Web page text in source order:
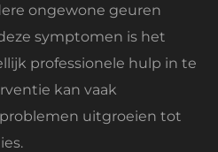
ongewone geuren
symptomen is het
professionele hulp in te
kan vaak
uitgroeien tot